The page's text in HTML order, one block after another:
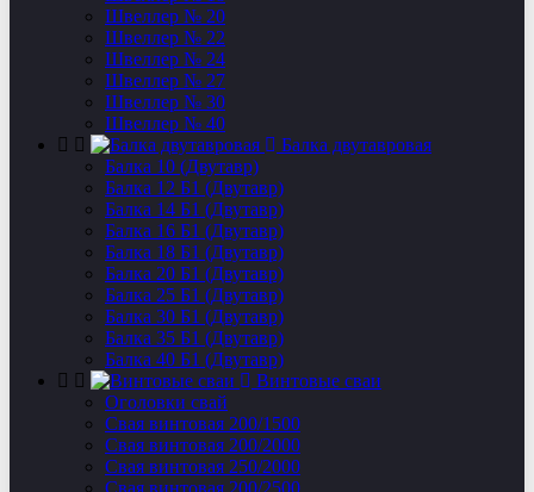
Швеллер № 20
Швеллер № 22
Швеллер № 24
Швеллер № 27
Швеллер № 30
Швеллер № 40
Балка двутавровая
Балка 10 (Двутавр)
Балка 12 Б1 (Двутавр)
Балка 14 Б1 (Двутавр)
Балка 16 Б1 (Двутавр)
Балка 18 Б1 (Двутавр)
Балка 20 Б1 (Двутавр)
Балка 25 Б1 (Двутавр)
Балка 30 Б1 (Двутавр)
Балка 35 Б1 (Двутавр)
Балка 40 Б1 (Двутавр)
Винтовые сваи
Оголовки свай
Свая винтовая 200/1500
Свая винтовая 200/2000
Свая винтовая 250/2000
Свая винтовая 200/2500